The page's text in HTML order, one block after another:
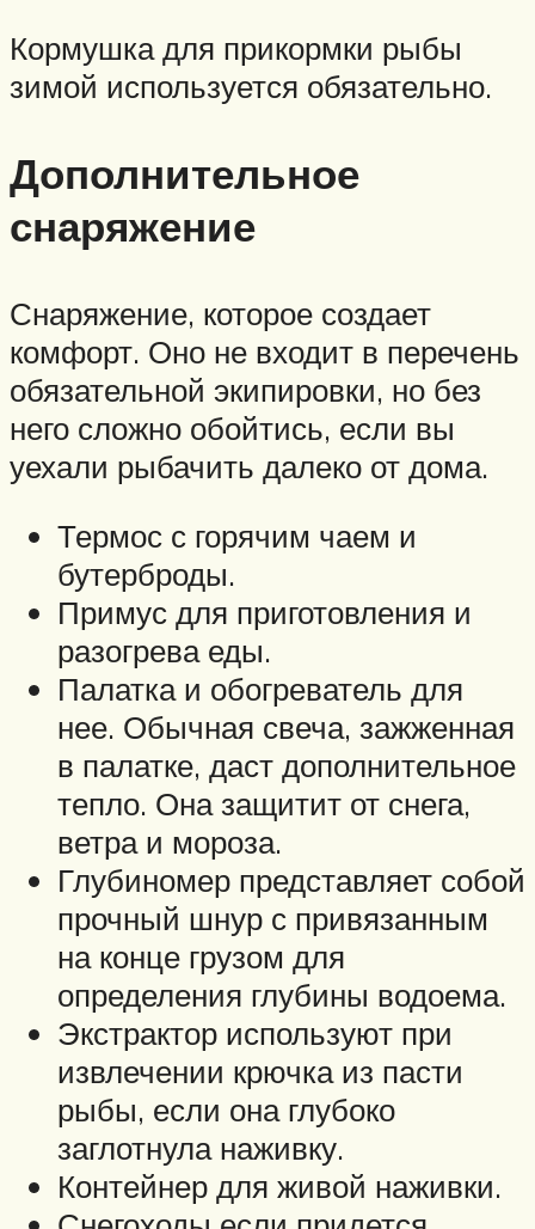
Кормушка для прикормки рыбы
зимой используется обязательно.
Дополнительное
снаряжение
Снаряжение, которое создает
комфорт. Оно не входит в перечень
обязательной экипировки, но без
него сложно обойтись, если вы
уехали рыбачить далеко от дома.
Термос с горячим чаем и
бутерброды.
Примус для приготовления и
разогрева еды.
Палатка и обогреватель для
нее. Обычная свеча, зажженная
в палатке, даст дополнительное
тепло. Она защитит от снега,
ветра и мороза.
Глубиномер представляет собой
прочный шнур с привязанным
на конце грузом для
определения глубины водоема.
Экстрактор используют при
извлечении крючка из пасти
рыбы, если она глубоко
заглотнула наживку.
Контейнер для живой наживки.